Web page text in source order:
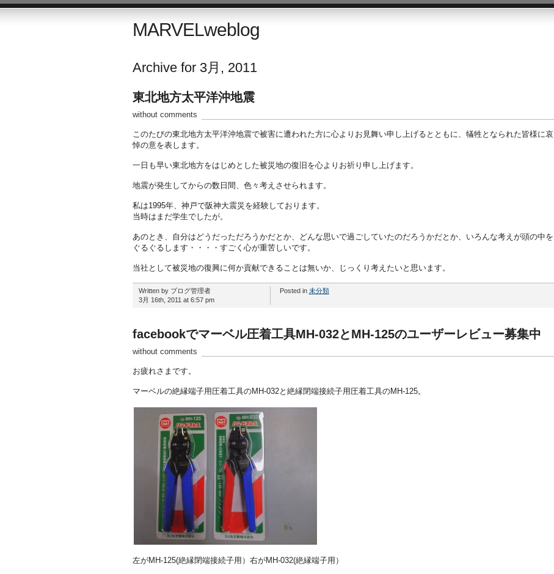
MARVELweblog
Archive for 3月, 2011
東北地方太平洋沖地震
without comments
このたびの東北地方太平洋沖地震で被害に遭われた方に心よりお見舞い申し上げるとともに、犠牲となられた皆様に哀
悼の意を表します。
一日も早い東北地方をはじめとした被災地の復旧を心よりお祈り申し上げます。
地震が発生してからの数日間、色々考えさせられます。
私は1995年、神戸で阪神大震災を経験しております。
当時はまだ学生でしたが。
あのとき、自分はどうだっただろうかだとか、どんな思いで過ごしていたのだろうかだとか、いろんな考えが頭の中を
ぐるぐるします・・・・すごく心が重苦しいです。
当社として被災地の復興に何か貢献できることは無いか、じっくり考えたいと思います。
Written by ブログ管理者
3月 16th, 2011 at 6:57 pm
Posted in 未分類
facebookでマーベル圧着工具MH-032とMH-125のユーザーレビュー募集中
without comments
お疲れさまです。
マーベルの絶縁端子用圧着工具のMH-032と絶縁閉端接続子用圧着工具のMH-125。
左がMH-125(絶縁閉端接続子用）右がMH-032(絶縁端子用）